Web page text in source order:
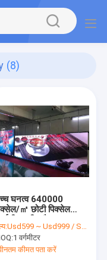
(8)
घनत्व 640000
㎡ छोटी पिक्सेल
㎡ बिजली की खपत
Usd599 ~ Usd999 / Sqm ( Price is negotiable )
1 वर्गमीटर
कीमत पता करें